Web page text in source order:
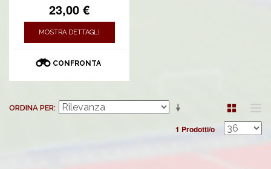
23,00 €
MOSTRA DETTAGLI
CONFRONTA
ORDINA PER
1 Prodotti/o